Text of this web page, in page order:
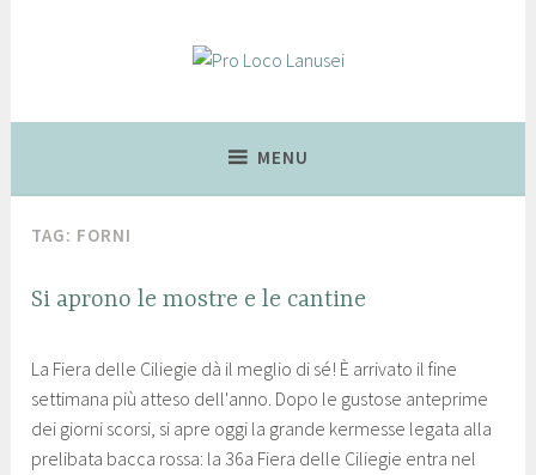
MENU
TAG: FORNI
FIERA
,
NEWS
Si aprono le mostre e le cantine
2
g
i
u
r
o
l
o
La Fiera delle Ciliegie dà il meglio di sé! È arrivato il fine
settimana più atteso dell'anno. Dopo le gustose anteprime
dei giorni scorsi, si apre oggi la grande kermesse legata alla
prelibata bacca rossa: la 36a Fiera delle Ciliegie entra nel